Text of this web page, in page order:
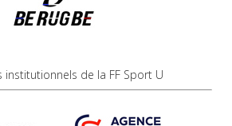
institutionnels de la FF Sport U